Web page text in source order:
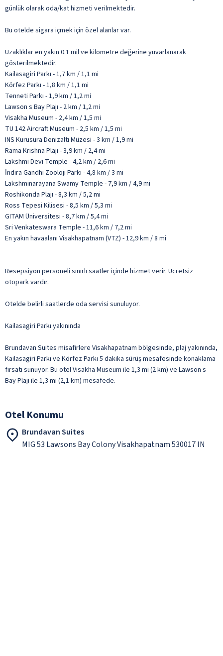
günlük olarak oda/kat hizmeti verilmektedir.
Bu otelde sigara içmek için özel alanlar var.
Uzaklıklar en yakın 0.1 mil ve kilometre değerine yuvarlanarak
gösterilmektedir.
Kailasagiri Parkı - 1,7 km / 1,1 mi
Körfez Parkı - 1,8 km / 1,1 mi
Tenneti Parkı - 1,9 km / 1,2 mi
Lawson s Bay Plajı - 2 km / 1,2 mi
Visakha Museum - 2,4 km / 1,5 mi
TU 142 Aircraft Museum - 2,5 km / 1,5 mi
INS Kurusura Denizaltı Müzesi - 3 km / 1,9 mi
Rama Krishna Plajı - 3,9 km / 2,4 mi
Lakshmi Devi Temple - 4,2 km / 2,6 mi
İndira Gandhi Zooloji Parkı - 4,8 km / 3 mi
Lakshminarayana Swamy Temple - 7,9 km / 4,9 mi
Roshikonda Plajı - 8,3 km / 5,2 mi
Ross Tepesi Kilisesi - 8,5 km / 5,3 mi
GITAM Üniversitesi - 8,7 km / 5,4 mi
Sri Venkateswara Temple - 11,6 km / 7,2 mi
En yakın havaalanı Visakhapatnam (VTZ) - 12,9 km / 8 mi
Resepsiyon personeli sınırlı saatler içinde hizmet verir. Ücretsiz
otopark vardır.
Otelde belirli saatlerde oda servisi sunuluyor.
Kailasagiri Parkı yakınında
Brundavan Suites misafirlere Visakhapatnam bölgesinde, plaj yakınında,
Kailasagiri Parkı ve Körfez Parkı 5 dakika sürüş mesafesinde konaklama
fırsatı sunuyor. Bu otel Visakha Museum ile 1,3 mi (2 km) ve Lawson s
Bay Plajı ile 1,3 mi (2,1 km) mesafede.
Otel Konumu
Brundavan Suites
MIG 53 Lawsons Bay Colony Visakhapatnam 530017 IN